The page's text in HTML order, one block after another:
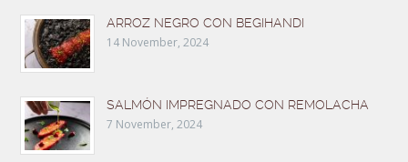
ARROZ NEGRO CON BEGIHANDI
14 November, 2024
SALMÓN IMPREGNADO CON REMOLACHA
7 November, 2024